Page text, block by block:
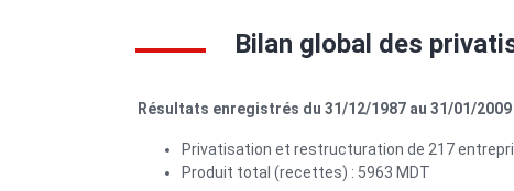
Bilan global des
Résultats enregistrés du 31/12/1987 au 31/01/2009
Privatisation et restructuration de 217
Produit total (recettes) : 5963 MDT